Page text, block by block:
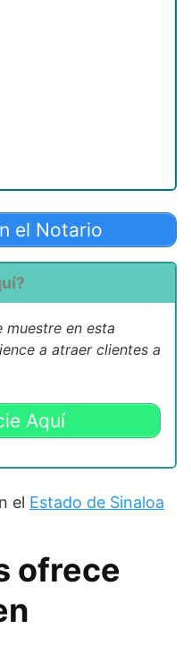
el Notario
muestre en esta
a atraer clientes a
Aquí
el Estado de Sinaloa
ofrece